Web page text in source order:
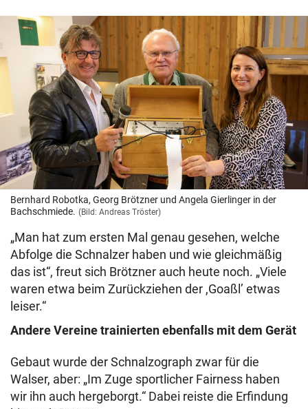
Bernhard Robotka, Georg Brötzner und Angela Gierlinger in der
Bachschmiede. (Bild: Andreas Tröster)
„Man hat zum ersten Mal genau gesehen, welche
Abfolge die Schnalzer haben und wie gleichmäßig
das ist“, freut sich Brötzner auch heute noch. „Viele
waren etwa beim Zurückziehen der ,Goaßl’ etwas
leiser.“
Andere Vereine trainierten ebenfalls mit dem Gerät
Gebaut wurde der Schnalzograph zwar für die
Walser, aber: „Im Zuge sportlicher Fairness haben
wir ihn auch hergeborgt.“ Dabei reiste die Erfindung